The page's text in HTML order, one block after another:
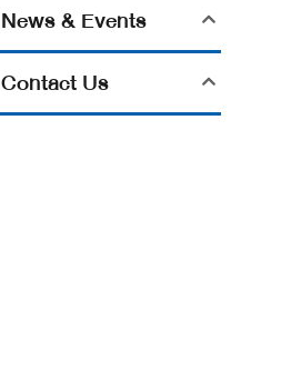
News & Events
Contact Us